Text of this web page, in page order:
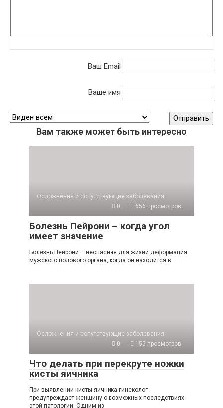
Ваш Email
Ваше имя
Вам также может быть интересно
Осложнения и сопутствующие заболевания
0
656 просмотров
Болезнь Пейрони – когда угол
имеет значение
Болезнь Пейрони – неопасная для жизни деформация
мужского полового органа, когда он находится в
Осложнения и сопутствующие заболевания
0
155 просмотров
Что делать при перекруте ножки
кисты яичника
При выявлении кисты яичника гинеколог
предупреждает женщину о возможных последствиях
этой патологии. Одним из